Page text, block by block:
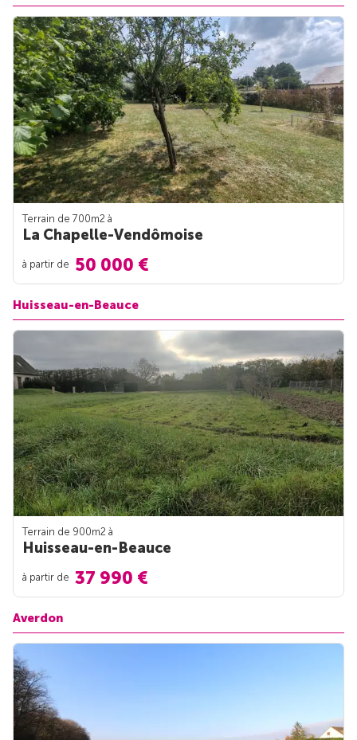
Terrain de 700m2 à
La Chapelle-Vendômoise
à partir de 50 000 €
Huisseau-en-Beauce
Terrain de 900m2 à
Huisseau-en-Beauce
à partir de 37 990 €
Averdon